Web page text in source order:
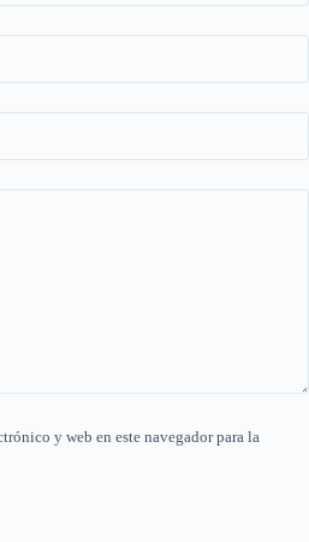
y web en este navegador para la